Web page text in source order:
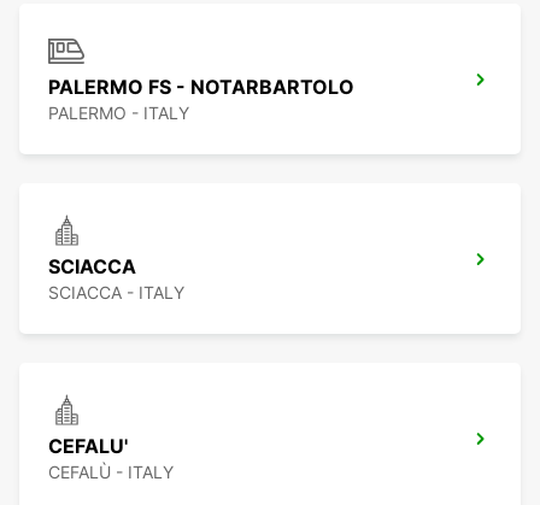
PALERMO FS - NOTARBARTOLO
PALERMO - ITALY
SCIACCA
SCIACCA - ITALY
CEFALU'
CEFALÙ - ITALY